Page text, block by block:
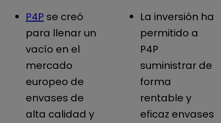
P4P se creó
para llenar un
vacío en el
mercado
europeo de
envases de
alta calidad y
La inversión ha
permitido a
P4P
suministrar de
forma
rentable y
eficaz envases